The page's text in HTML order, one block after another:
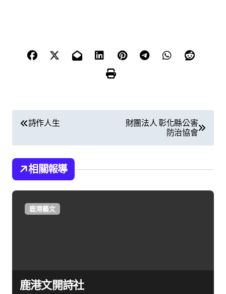
文
章
導
覽
詩作人生
財團法人 彰化縣公害
防治協會
相關報導
鹿港藝文
鹿港文開詩社